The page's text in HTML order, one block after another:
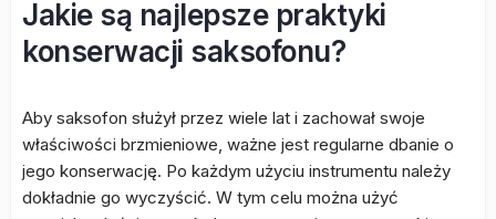
Jakie są najlepsze praktyki
konserwacji saksofonu?
Aby saksofon służył przez wiele lat i zachował swoje
właściwości brzmieniowe, ważne jest regularne dbanie o
jego konserwację. Po każdym użyciu instrumentu należy
dokładnie go wyczyścić. W tym celu można użyć